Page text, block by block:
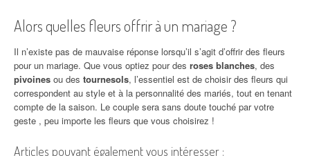
Alors quelles fleurs offrir à un mariage ?
Il n’existe pas de mauvaise réponse lorsqu’il s’agit d’offrir des fleurs
pour un mariage. Que vous optiez pour des roses blanches, des
pivoines ou des tournesols, l’essentiel est de choisir des fleurs qui
correspondent au style et à la personnalité des mariés, tout en tenant
compte de la saison. Le couple sera sans doute touché par votre
geste , peu importe les fleurs que vous choisirez !
Articles pouvant également vous intéresser :